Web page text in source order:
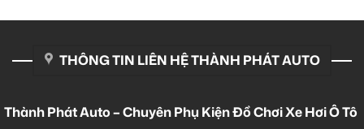
THÔNG TIN LIÊN HỆ THÀNH PHÁT AUTO
Thành Phát Auto – Chuyên Phụ Kiện Đồ Chơi Xe Hơi Ô Tô